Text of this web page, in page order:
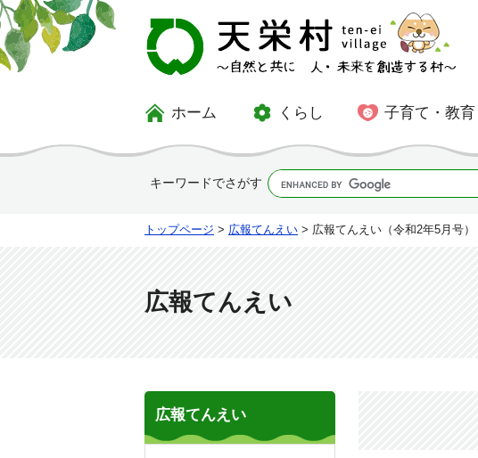
ホーム くらし 子育て・教育
キーワードでさがす
トップページ > 広報てんえい > 広報てんえい（令和2年5月号）
広報てんえい
広報てんえい